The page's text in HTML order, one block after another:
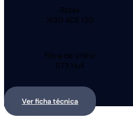
Rotax
1630 ACE 130
Fibra de vidrio
ST3 Hull
Ver ficha técnica